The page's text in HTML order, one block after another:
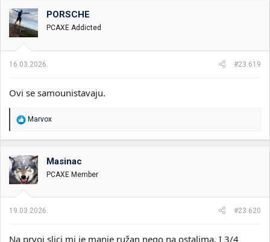
PORSCHE
PCAXE Addicted
16.03.2026. #23.619
Ovi se samounistavaju.
R
o
v
a
n
:
Marvox
Masinac
PCAXE Member
19.03.2026. #23.620
Na prvoj slici mi je manje ružan nego na ostalima. I 3/4